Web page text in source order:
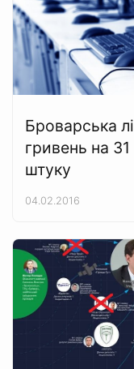
Броварська
гривень на
штуку
04.02.2016